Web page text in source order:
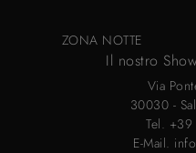
ZONA NOTTE
Il nostro
Via
30030 -
Tel. +39
E-Mail.